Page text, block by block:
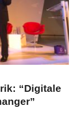
“Digitale